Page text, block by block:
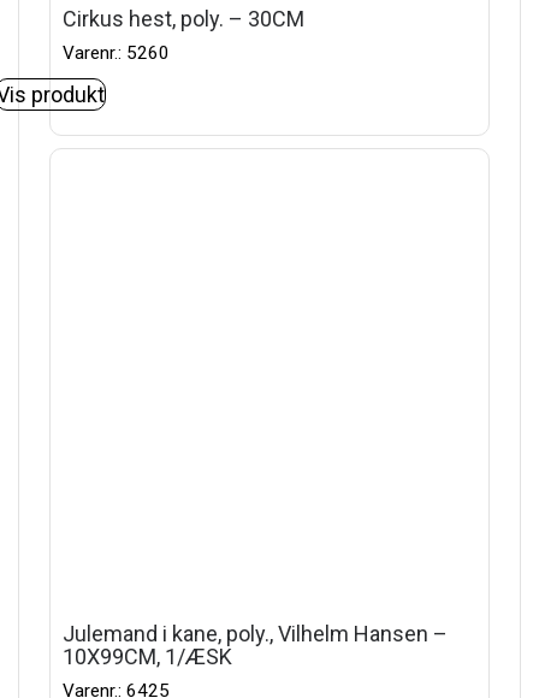
Cirkus hest, poly. – 30CM
Varenr.: 5260
produkt
Julemand i kane, poly., Vilhelm Hansen –
10X99CM, 1/ÆSK
Varenr.: 6425